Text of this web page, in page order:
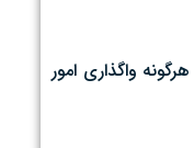
واگذاری امور